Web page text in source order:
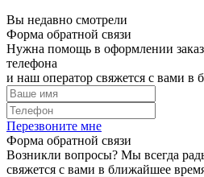
Вы недавно смотрели
Форма обратной связи
Нужна помощь в оформлении
телефона
и наш оператор свяжется с вами в
Перезвоните мне
Форма обратной связи
Возникли вопросы? Мы всегда
свяжется с вами в ближайшее